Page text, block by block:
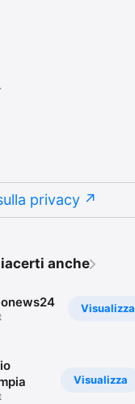
privacy
anche
Visualizza
Visualizza